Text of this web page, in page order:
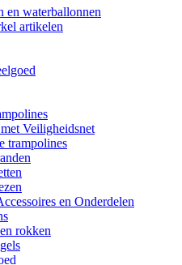
en waterballonnen
artikelen
Veiligheidsnet
trampolines
en Onderdelen
rokken